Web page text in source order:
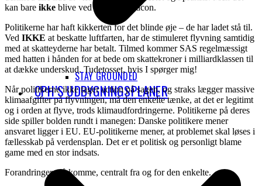
STAY GROUNDED
CPH’S UDBYGNINGSPLANER
kan bare ikke blive ved på samme facon.
Politikerne har haft kikkerten for det blinde øje – de har ladet stå til.
Ved IKKE at beskatte luftfarten, har de stimuleret flyvning samtidig
med at skatteyderne har betalt. Tilmed kommer SAS regelmæssigt
med hatten i hånden for at bede om skattekroner i milliardklassen til
at dække underskud. Tudetosset, hvis I spørger mig!
Når politikerne ikke tager action på sagen, og straks lægger massive
klimaafgifter på flyvningen, må den enkelte tænke, at det er legitimt
og i orden at flyve, trods klimaudfordringerne. Politikerne på deres
side spiller bolden rundt i manegen: Danske politikere mener
ansvaret ligger i EU. EU-politikerne mener, at problemet skal løses i
fællesskab på verdensplan. Det er et politisk og personligt blame
game med en stor indsats.
Forandringer må komme, centralt fra og for den enkelte.